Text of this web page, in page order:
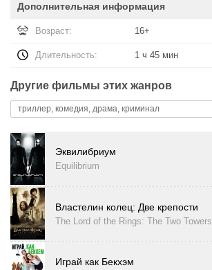
Дополнительная информация
Возраст: 16+
Длительность: 1 ч 45 мин
Другие фильмы этих жанров
триллер, комедия, драма, криминал
Эквилибриум
Equilibrium
Властелин колец: Две крепости
The Lord of the Rings: The Two Towers
Играй как Бекхэм